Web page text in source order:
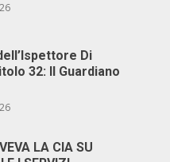
Di
32: Il Guardiano
LA CIA SU